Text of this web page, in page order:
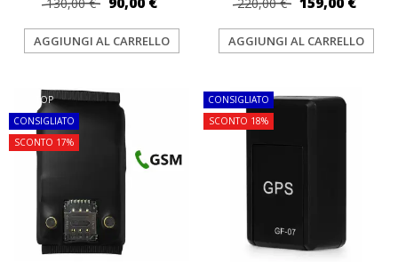
AGGIUNGI AL CARRELLO AGGIUNGI AL CARRELLO
TOP
CONSIGLIATO
SCONTO 17%
CONSIGLIATO
SCONTO 18%